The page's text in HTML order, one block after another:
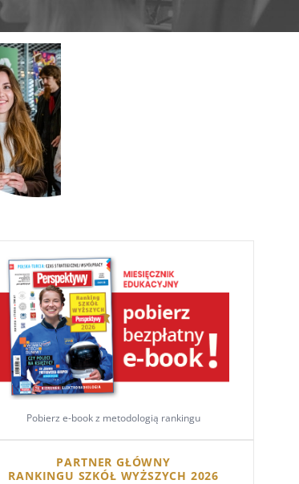
Pobierz e-book z metodologią rankingu
PARTNER GŁÓWNY
RANKINGU SZKÓŁ WYŻSZYCH 2026